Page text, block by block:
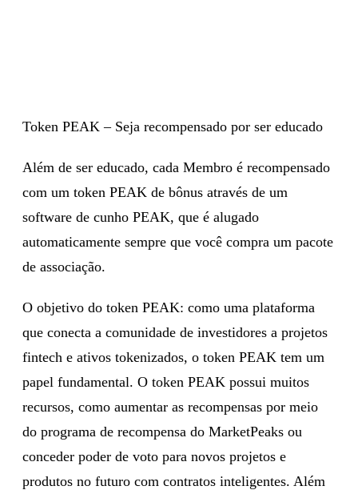
Token PEAK – Seja recompensado por ser educado
Além de ser educado, cada Membro é recompensado
com um token PEAK de bônus através de um
software de cunho PEAK, que é alugado
automaticamente sempre que você compra um pacote
de associação.
O objetivo do token PEAK: como uma plataforma
que conecta a comunidade de investidores a projetos
fintech e ativos tokenizados, o token PEAK tem um
papel fundamental. O token PEAK possui muitos
recursos, como aumentar as recompensas por meio
do programa de recompensa do MarketPeaks ou
conceder poder de voto para novos projetos e
produtos no futuro com contratos inteligentes. Além